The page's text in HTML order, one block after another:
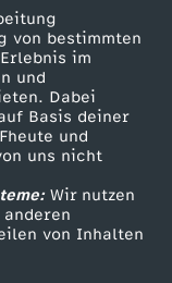
von bestimmten
im
und
Dabei
Basis deiner
und
uns nicht
Wir nutzen
von Inhalten